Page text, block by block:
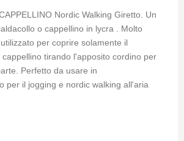
Nordic Walking Giretto. Un
o cappellino in lycra . Molto
per coprire solamente il
tirando l'apposito cordino per
Perfetto da usare in
per il jogging e nordic walking all'aria